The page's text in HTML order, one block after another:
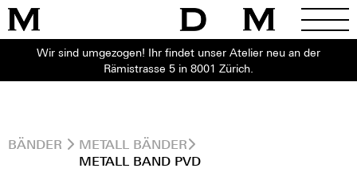
Wir sind umgezogen! Ihr findet unser Atelier neu an der
Rämistrasse 5 in 8001 Zürich.
BÄNDER
METALL BÄNDER
METALL BAND PVD